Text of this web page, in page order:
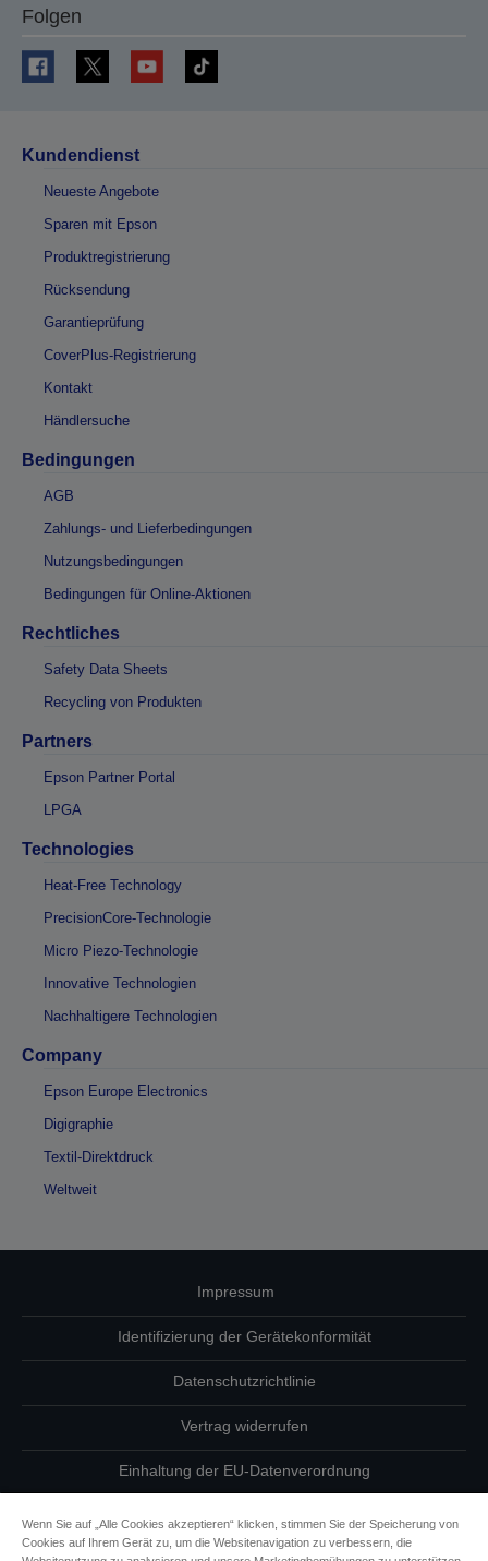
Folgen
Kundendienst
Neueste Angebote
Sparen mit Epson
Produktregistrierung
Rücksendung
Garantieprüfung
CoverPlus-Registrierung
Kontakt
Händlersuche
Bedingungen
AGB
Zahlungs- und Lieferbedingungen
Nutzungsbedingungen
Bedingungen für Online-Aktionen
Rechtliches
Safety Data Sheets
Recycling von Produkten
Partners
Epson Partner Portal
LPGA
Technologies
Heat-Free Technology
PrecisionCore-Technologie
Micro Piezo-Technologie
Innovative Technologien
Nachhaltigere Technologien
Company
Epson Europe Electronics
Digigraphie
Textil-Direktdruck
Weltweit
Impressum
Identifizierung der Gerätekonformität
Datenschutzrichtlinie
Vertrag widerrufen
Einhaltung der EU-Datenverordnung
Wenn Sie auf „Alle Cookies akzeptieren“ klicken, stimmen Sie der Speicherung von
Cookies auf Ihrem Gerät zu, um die Websitenavigation zu verbessern, die